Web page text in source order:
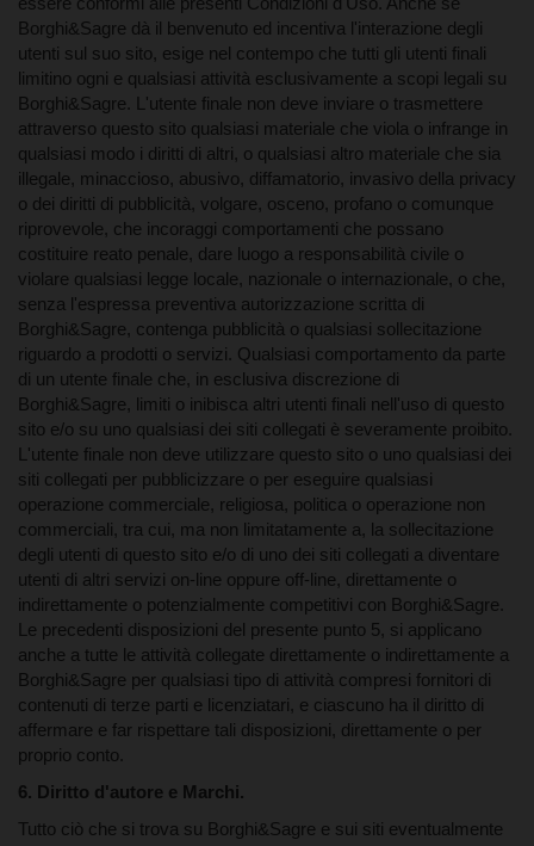
Borghi&Sagre dà il benvenuto ed incentiva l'interazione degli
utenti sul suo sito, esige nel contempo che tutti gli utenti finali
limitino ogni e qualsiasi attività esclusivamente a scopi legali su
Borghi&Sagre. L'utente finale non deve inviare o trasmettere
attraverso questo sito qualsiasi materiale che viola o infrange in
qualsiasi modo i diritti di altri, o qualsiasi altro materiale che sia
illegale, minaccioso, abusivo, diffamatorio, invasivo della privacy
o dei diritti di pubblicità, volgare, osceno, profano o comunque
riprovevole, che incoraggi comportamenti che possano
costituire reato penale, dare luogo a responsabilità civile o
violare qualsiasi legge locale, nazionale o internazionale, o che,
senza l'espressa preventiva autorizzazione scritta di
Borghi&Sagre, contenga pubblicità o qualsiasi sollecitazione
riguardo a prodotti o servizi. Qualsiasi comportamento da parte
di un utente finale che, in esclusiva discrezione di
Borghi&Sagre, limiti o inibisca altri utenti finali nell'uso di questo
sito e/o su uno qualsiasi dei siti collegati è severamente proibito.
L'utente finale non deve utilizzare questo sito o uno qualsiasi dei
siti collegati per pubblicizzare o per eseguire qualsiasi
operazione commerciale, religiosa, politica o operazione non
commerciali, tra cui, ma non limitatamente a, la sollecitazione
degli utenti di questo sito e/o di uno dei siti collegati a diventare
utenti di altri servizi on-line oppure off-line, direttamente o
indirettamente o potenzialmente competitivi con Borghi&Sagre.
Le precedenti disposizioni del presente punto 5, si applicano
anche a tutte le attività collegate direttamente o indirettamente a
Borghi&Sagre per qualsiasi tipo di attività compresi fornitori di
contenuti di terze parti e licenziatari, e ciascuno ha il diritto di
affermare e far rispettare tali disposizioni, direttamente o per
proprio conto.
6. Diritto d'autore e Marchi.
Tutto ciò che si trova su Borghi&Sagre e sui siti eventualmente
3. Termini modificati.
4. Apparecchiature.